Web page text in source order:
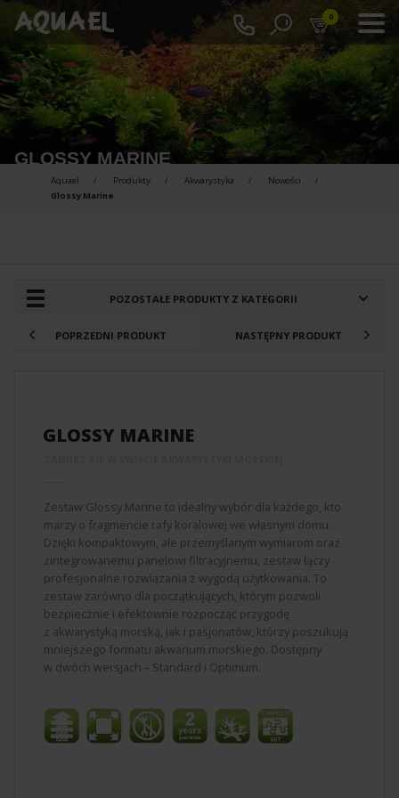
0
GLOSSY MARINE
Aquael Produkty Akwarystyka
Nowości
Glossy Marine
PRODUKTY DO PORÓWNANIA :
POZOSTAŁE PRODUKTY Z KATEGORII
POPRZEDNI PRODUKT NASTĘPNY PRODUKT
GLOSSY MARINE
Zestaw Glossy Marine to idealny wybór dla każdego, kto
marzy o fragmencie rafy koralowej we własnym domu.
Dzięki kompaktowym, ale przemyślanym wymiarom oraz
zintegrowanemu panelowi filtracyjnemu, zestaw łączy
profesjonalne rozwiązania z wygodą użytkowania. To
zestaw zarówno dla początkujących, którym pozwoli
bezpiecznie i efektownie rozpocząć przygodę
z akwarystyką morską, jak i pasjonatów, którzy poszukują
mniejszego formatu akwarium morskiego. Dostępny
w dwóch wersjach – Standard i Optimum.